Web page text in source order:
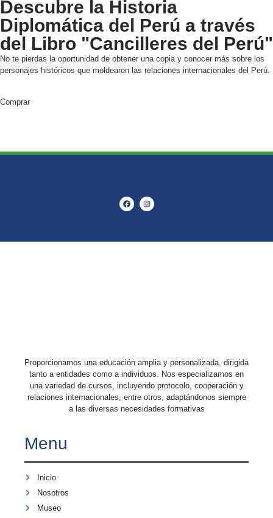
Descubre la Historia
Diplomática del Perú a través
del Libro "Cancilleres del Perú"
No te pierdas la oportunidad de obtener una copia y conocer más sobre los
personajes históricos que moldearon las relaciones internacionales del Perú.
Comprar
Proporcionamos una educación amplia y personalizada, dirigida
tanto a entidades como a individuos. Nos especializamos en
una variedad de cursos, incluyendo protocolo, cooperación y
relaciones internacionales, entre otros, adaptándonos siempre
a las diversas necesidades formativas
Menu
Inicio
Nosotros
Museo